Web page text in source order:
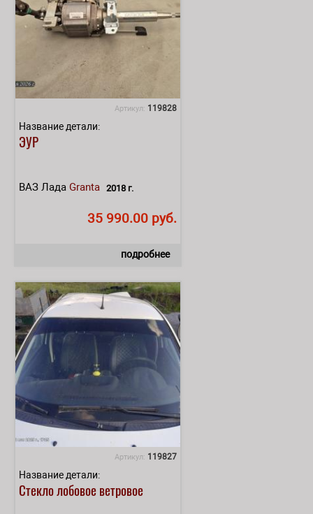
Артикул: 119828
Название детали:
ЭУР
ВАЗ Лада Granta 2018 г.
35 990.00 руб.
подробнее
Артикул: 119827
Название детали:
Стекло лобовое ветровое